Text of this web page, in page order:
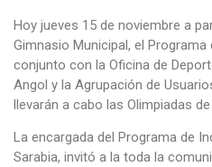
Hoy jueves 15 de noviembre a
Gimnasio Municipal, el
conjunto con la Oficina de
Angol y la Agrupación de
llevarán a cabo las Olimpiadas
La encargada del Programa de
Sarabia, invitó a la toda la